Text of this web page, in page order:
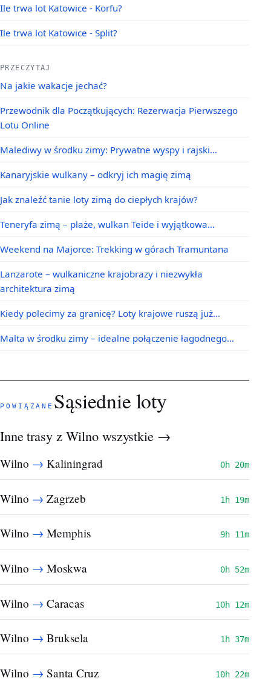
Ile trwa lot Katowice - Korfu?
Ile trwa lot Katowice - Split?
PRZECZYTAJ
Na jakie wakacje jechać?
Przewodnik dla Początkujących: Rezerwacja Pierwszego
Lotu Online
Malediwy w środku zimy: Prywatne wyspy i rajski…
Kanaryjskie wulkany – odkryj ich magię zimą
Jak znaleźć tanie loty zimą do ciepłych krajów?
Teneryfa zimą – plaże, wulkan Teide i wyjątkowa…
Weekend na Majorce: Trekking w górach Tramuntana
Lanzarote – wulkaniczne krajobrazy i niezwykła
architektura zimą
Kiedy polecimy za granicę? Loty krajowe ruszą już…
Malta w środku zimy – idealne połączenie łagodnego…
POWIĄZANE Sąsiednie loty
Inne trasy z Wilno wszystkie →
Wilno → Kaliningrad 0h 20m
Wilno → Zagrzeb 1h 19m
Wilno → Memphis 9h 11m
Wilno → Moskwa 0h 52m
Wilno → Caracas 10h 12m
Wilno → Bruksela 1h 37m
Wilno → Santa Cruz 10h 22m